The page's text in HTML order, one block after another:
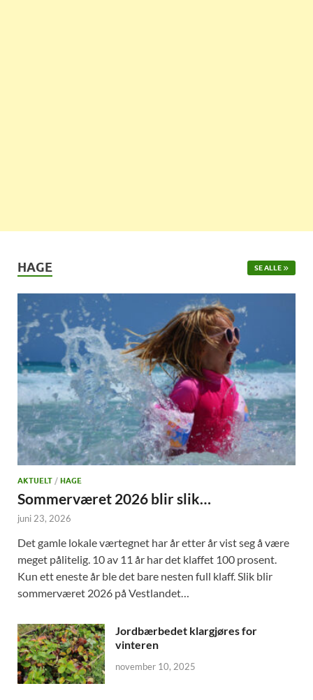
HAGE SE ALLE
AKTUELT / HAGE
Sommerværet 2026 blir slik…
juni 23, 2026
Det gamle lokale værtegnet har år etter år vist seg å være
meget pålitelig. 10 av 11 år har det klaffet 100 prosent.
Kun ett eneste år ble det bare nesten full klaff. Slik blir
sommerværet 2026 på Vestlandet…
Jordbærbedet klargjøres for
vinteren
november 10, 2025